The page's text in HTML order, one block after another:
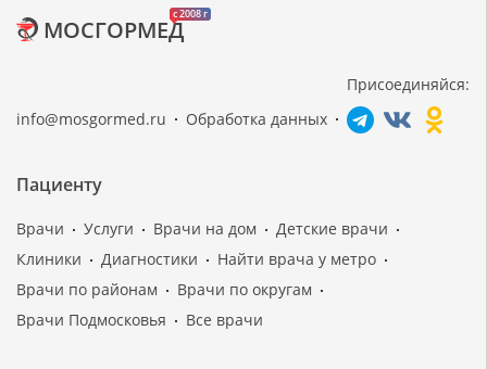
c 2008 г
МОСГОРМЕД
info@mosgormed.ru Обработка данных
Присоединяйся:
Пациенту
Врачи Услуги Врачи на дом
Детские врачи
Клиники
Диагностики
Найти врача у метро
Врачи по районам
Врачи по округам
Врачи Подмосковья
Все врачи